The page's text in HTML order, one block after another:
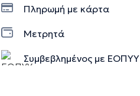
Πληρωμή με κάρτα
Μετρητά
Συμβεβλημένος με ΕΟΠΥΥ